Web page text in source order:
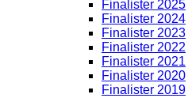
Finalister 2025
Finalister 2024
Finalister 2023
Finalister 2022
Finalister 2021
Finalister 2020
Finalister 2019